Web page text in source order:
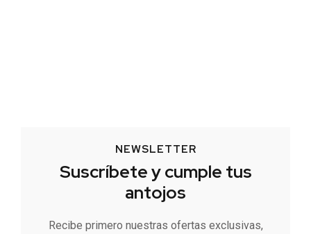
NEWSLETTER
Suscríbete y cumple tus
antojos
Recibe primero nuestras ofertas exclusivas,